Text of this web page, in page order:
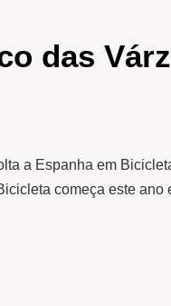
das
a Espanha em
começa este